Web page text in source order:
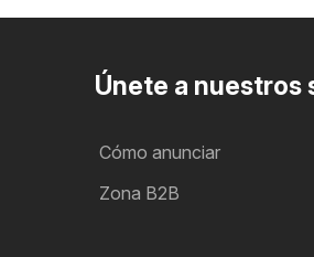
Únete a nuestros
Cómo anunciar
Zona B2B